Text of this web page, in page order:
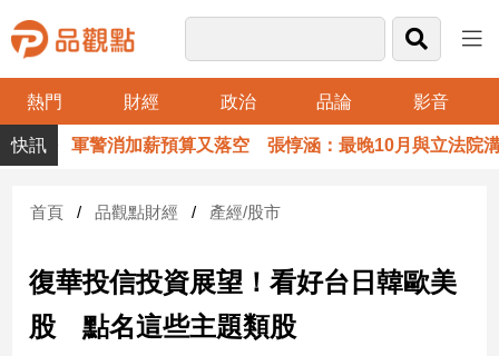
熱門 財經 政治 品論 影音
品
觀
財
台
財
軍警消加薪預算又落空 張惇涵：最晚10月與立法院溝通
首頁 品觀點財經 產經/股市
復華投信投資展望！看好台日韓歐美
股 點名這些主題類股